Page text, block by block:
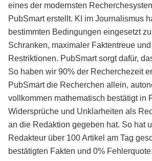
eines der modernsten
PubSmart erstellt. KI im Journalismus
bestimmten Bedingungen eingesetzt
Schranken, maximaler Faktentreue
Restriktionen. PubSmart sorgt dafür,
So haben wir 90% der Recherchezeit
PubSmart die Recherchen allein,
vollkommen mathematisch bestätigt in
Widersprüche und Unklarheiten als
an die Redaktion gegeben hat. So hat
Redakteur über 100 Artikel am Tag
bestätigten Fakten und 0% Fehlerquote.